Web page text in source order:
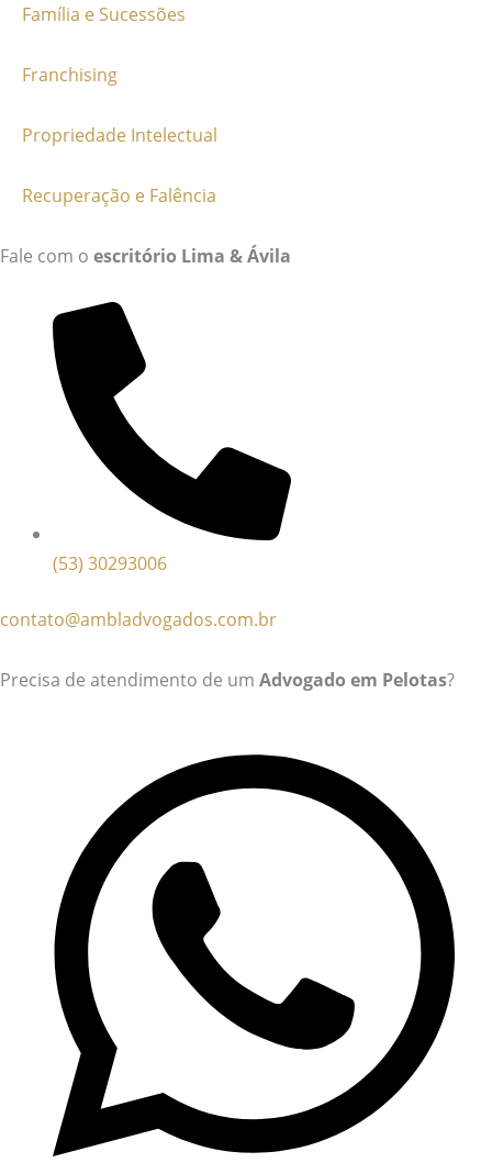
Família e Sucessões
Franchising
Propriedade Intelectual
Recuperação e Falência
Fale com o escritório Lima & Ávila
(53) 30293006
contato@ambladvogados.com.br
Precisa de atendimento de um Advogado em Pelotas?